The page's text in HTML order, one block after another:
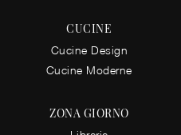
CUCINE
Cucine Design
Cucine Moderne
ZONA GIORNO